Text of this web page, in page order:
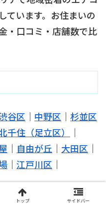
ています。お住まいの
・口コミ・店舗数で比
谷区 ｜ 中野区 ｜ 杉並区
千住（足立区）
｜
｜ 自由が丘 ｜ 大田区 ｜
｜ 江戸川区 ｜
トップ サイドバー